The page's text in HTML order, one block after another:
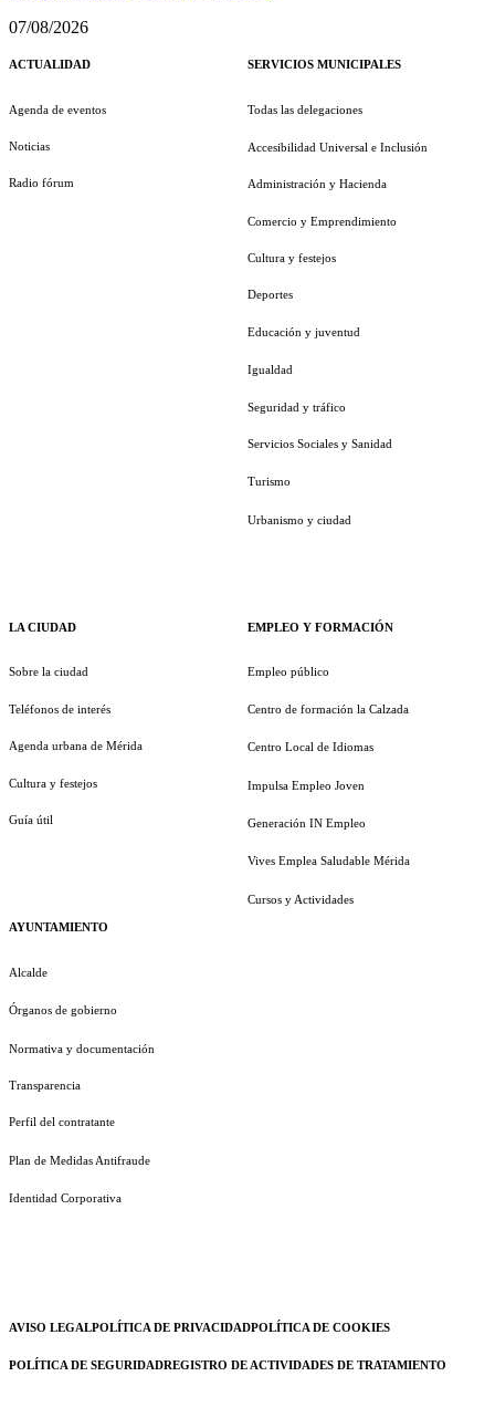
07/08/2026
ACTUALIDAD
Agenda de eventos
Noticias
Radio fórum
LA CIUDAD
Sobre la ciudad
Teléfonos de interés
Agenda urbana de Mérida
Cultura y festejos
Guía útil
AYUNTAMIENTO
Alcalde
Órganos de gobierno
Normativa y documentación
Transparencia
Perfil del contratante
Plan de Medidas Antifraude
Identidad Corporativa
SERVICIOS MUNICIPALES
Todas las delegaciones
Accesibilidad Universal e Inclusión
Administración y Hacienda
Comercio y Emprendimiento
Cultura y festejos
Deportes
Educación y juventud
Igualdad
Seguridad y tráfico
Servicios Sociales y Sanidad
Turismo
Urbanismo y ciudad
EMPLEO Y FORMACIÓN
Empleo público
Centro de formación la Calzada
Centro Local de Idiomas
Impulsa Empleo Joven
Generación IN Empleo
Vives Emplea Saludable Mérida
Cursos y Actividades
AVISO LEGALPOLÍTICA DE PRIVACIDADPOLÍTICA DE COOKIES
POLÍTICA DE SEGURIDADREGISTRO DE ACTIVIDADES DE TRATAMIENTO